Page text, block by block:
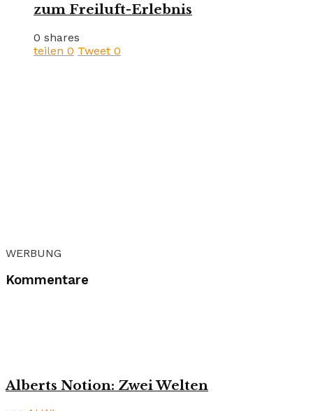
zum Freiluft-Erlebnis
0 shares
teilen 0 Tweet 0
WERBUNG
Kommentare
Alberts Notion: Zwei Welten